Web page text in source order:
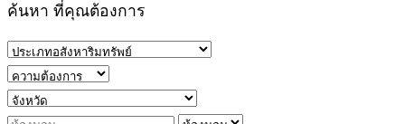
ค้นหา ที่คุณต้องการ